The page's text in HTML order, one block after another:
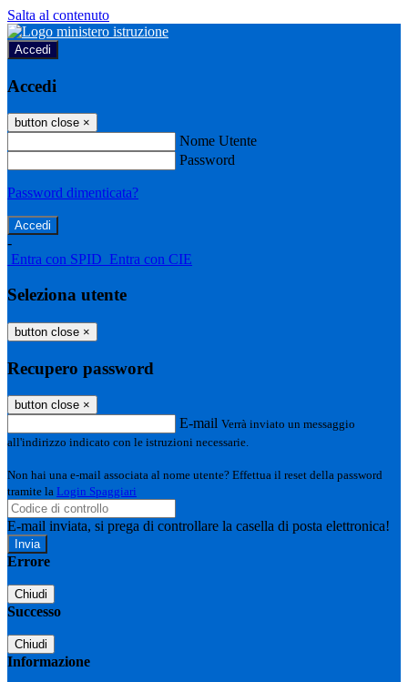
Salta al contenuto
Accedi
Accedi
button close ×
Nome Utente
Password
Password dimenticata?
-
Entra con SPID Entra con CIE
Seleziona utente
button close ×
Recupero password
button close ×
E-mail Verrà inviato un messaggio
all'indirizzo indicato con le istruzioni necessarie.
Non hai una e-mail associata al nome utente? Effettua il reset della password
tramite la Login Spaggiari
E-mail inviata, si prega di controllare la casella di posta elettronica!
Errore
Chiudi
Successo
Chiudi
Informazione